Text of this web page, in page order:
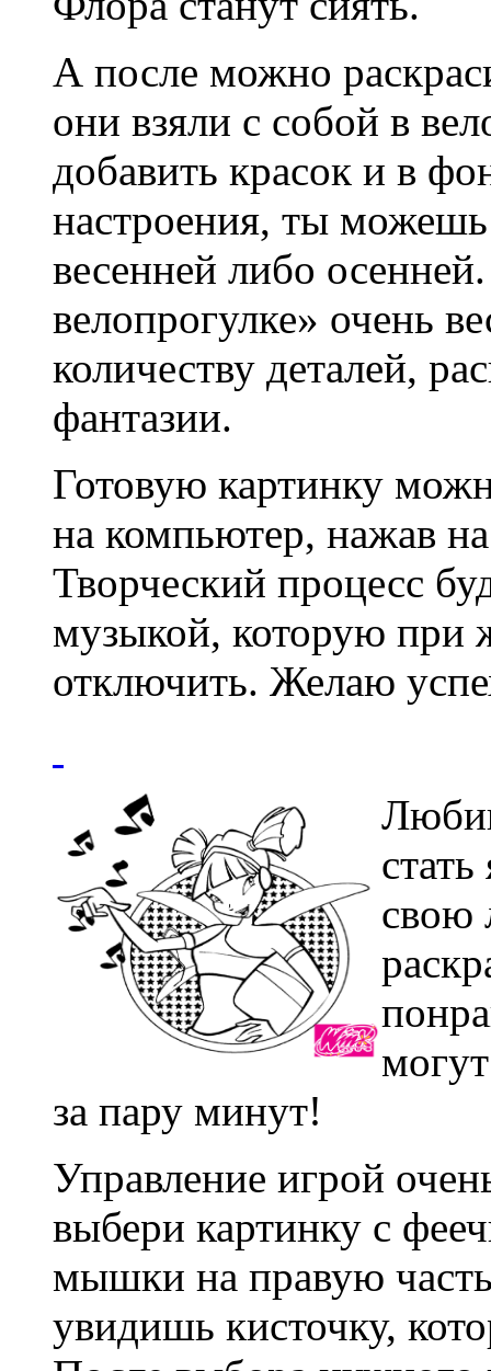
А после можно
они взяли с собой в
добавить красок и в
настроения, ты можешь
весенней либо
велопрогулке» очень
количеству деталей,
фантазии.
Готовую картинку
на компьютер, нажав
Творческий процесс
музыкой, которую при
отключить. Желаю
свою
за пару минут!
Управление игрой
выбери картинку с
мышки на правую
увидишь кисточку,